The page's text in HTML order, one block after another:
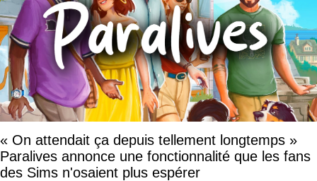
« On attendait ça depuis tellement longtemps »
Paralives annonce une fonctionnalité que les fans
des Sims n'osaient plus espérer